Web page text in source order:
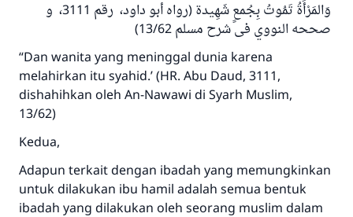
وَالمَرْأَةُ تَمُوتُ بِجُمعٍ شَهِيدة (رواه أبو داود، رقم 3111، و
صححه النووي فى شرح مسلم 13/62)
“Dan wanita yang meninggal dunia karena
melahirkan itu syahid.’ (HR. Abu Daud, 3111,
dishahihkan oleh An-Nawawi di Syarh Muslim,
13/62)
Kedua,
Adapun terkait dengan ibadah yang memungkinkan
untuk dilakukan ibu hamil adalah semua bentuk
ibadah yang dilakukan oleh seorang muslim dalam
sama dengan orang yang melakukannya"
MUSLIM, 1893
Saham